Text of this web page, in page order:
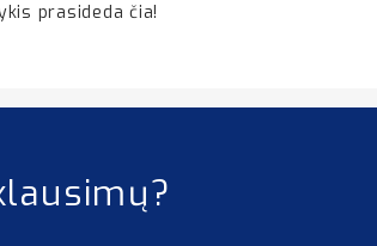
prasideda čia!